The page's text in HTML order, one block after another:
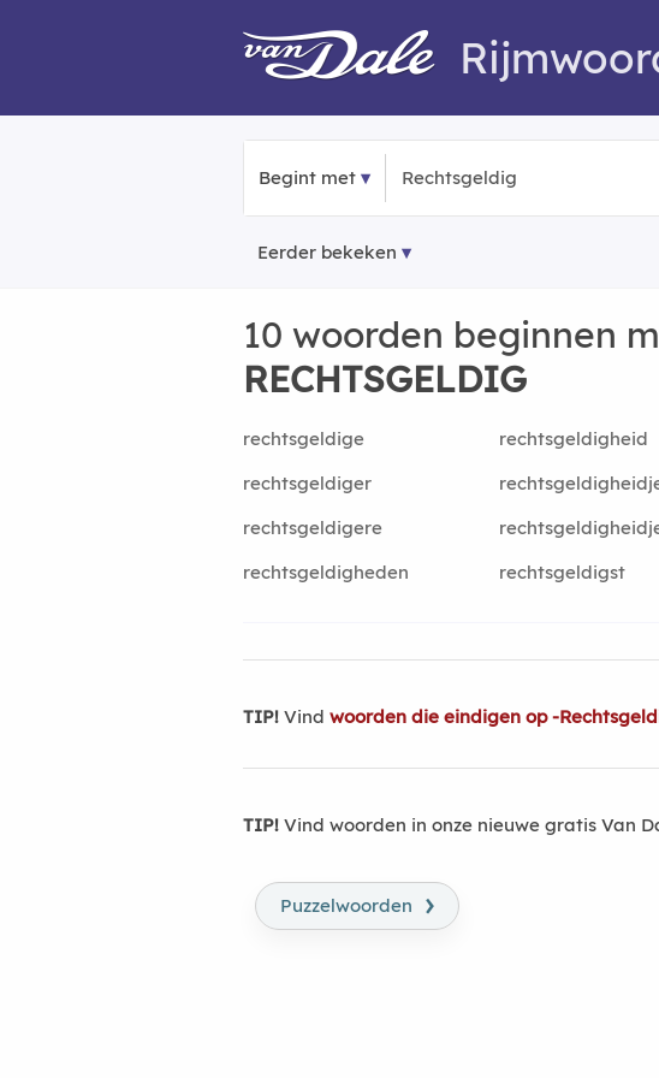
Begint met
Eerder bekeken
10 woorden beginnen
RECHTSGELDIG
rechtsgeldige rechtsgeldigheid
rechtsgeldiger
rechtsgeldigere
rechtsgeldigheden
rechtsgeldigst
TIP! Vind woorden die eindigen op -
TIP! Vind woorden in onze nieuwe gratis Van
Puzzelwoorden ›